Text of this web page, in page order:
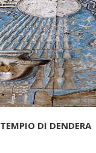
TEMPIO DI DENDERA